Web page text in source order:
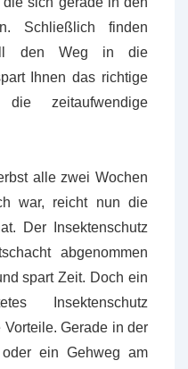
Schließlich finden
den Weg in die
Ihnen das richtige
die zeitaufwendige
alle zwei Wochen
war, reicht nun die
Der Insektenschutz
abgenommen
spart Zeit. Doch ein
Insektenschutz
Gerade in der
ein Gehweg am